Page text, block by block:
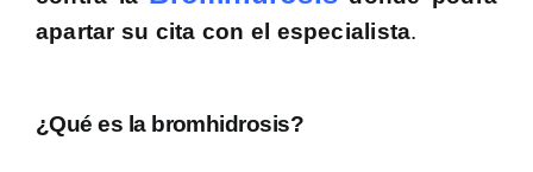
apartar su cita con el especialista.
¿Qué es la bromhidrosis?